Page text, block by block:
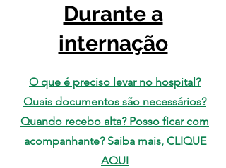
Durante a
internação
O que é preciso levar no hospital?
Quais documentos são necessários?
Quando recebo alta? Posso ficar com
acompanhante? Saiba mais, CLIQUE
AQUI